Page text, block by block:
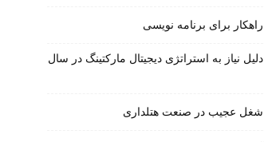
۱۰ دلیل نیاز به استراتژی دیجیتال مارکتینگ در سال